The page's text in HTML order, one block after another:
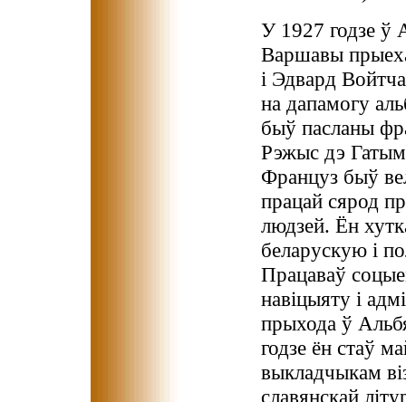
У 1927 годзе ў
Варшавы
і Эдвард
на дапамогу
быў пасланы
Рэжыс дэ
Француз быў
працай сярод
людзей. Ён
беларускую і
Працаваў
навіцыяту і
прыхода ў
годзе ён стаў
выкладчыкам
славянскай